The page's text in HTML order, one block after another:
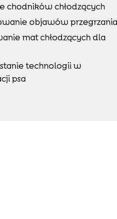
chodników chłodzących
objawów przegrzania
mat chłodzących dla
technologii w
psa